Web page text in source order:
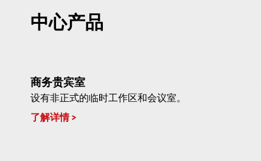
中心产品
商务贵宾室
设有非正式的临时工作区和会议室。
了解详情